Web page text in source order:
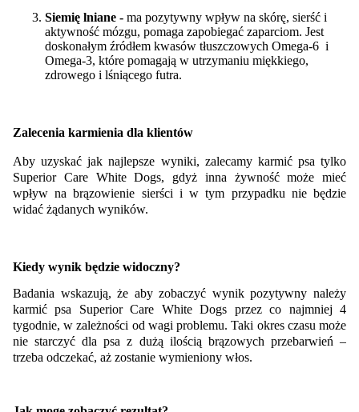
Siemię lniane - ma pozytywny wpływ na skórę, sierść i
aktywność mózgu, pomaga zapobiegać zaparciom. Jest
doskonałym źródłem kwasów tłuszczowych Omega-6 i
Omega-3, które pomagają w utrzymaniu miękkiego,
zdrowego i lśniącego futra.
Zalecenia karmienia dla klientów
Aby uzyskać jak najlepsze wyniki, zalecamy karmić psa tylko
Superior Care White Dogs, gdyż inna żywność może mieć
wpływ na brązowienie sierści i w tym przypadku nie będzie
widać żądanych wyników.
Kiedy wynik będzie widoczny?
Badania wskazują, że aby zobaczyć wynik pozytywny należy
karmić psa Superior Care White Dogs przez co najmniej 4
tygodnie, w zależności od wagi problemu. Taki okres czasu może
nie starczyć dla psa z dużą ilością brązowych przebarwień –
trzeba odczekać, aż zostanie wymieniony włos.